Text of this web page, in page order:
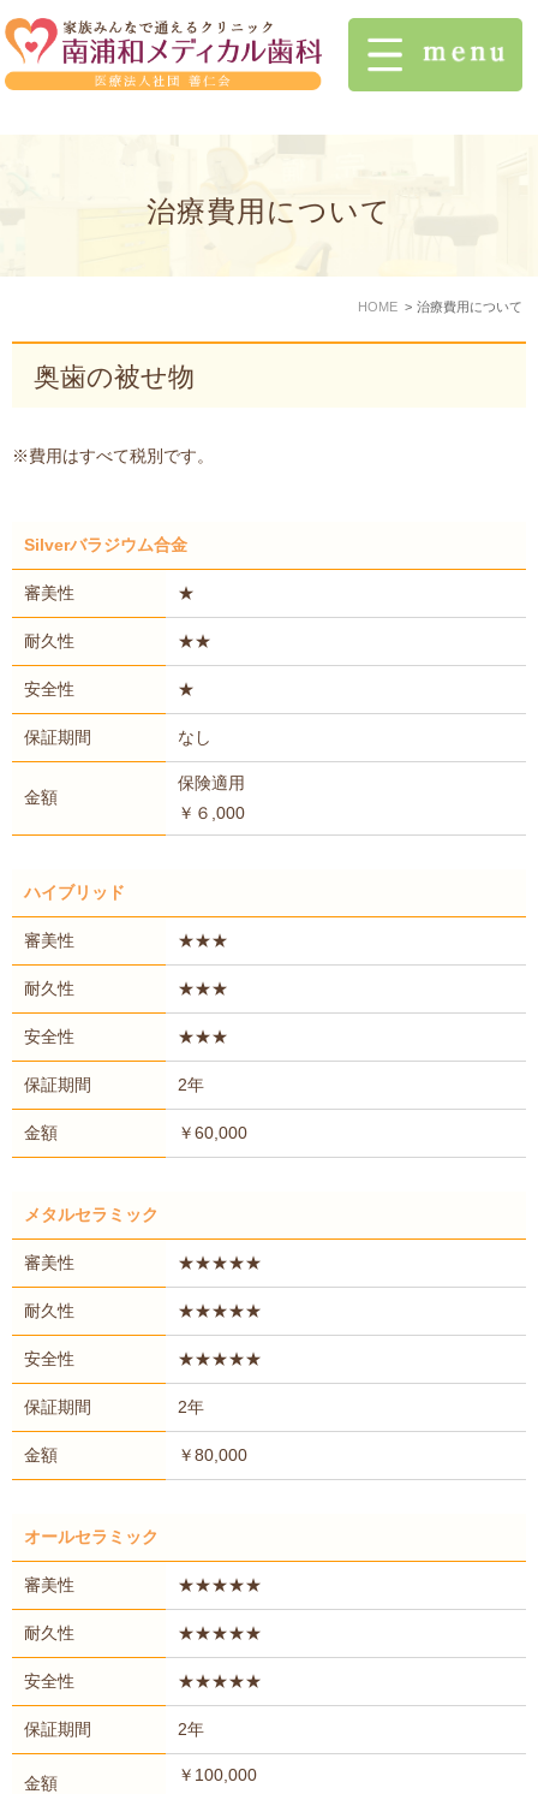
治療費用について
HOME 治療費用について
奥歯の被せ物
※費用はすべて税別です。
Silverバラジウム合金
審美性 ★
耐久性 ★★
安全性 ★
保証期間 なし
金額
保険適用
￥６,000
ハイブリッド
審美性 ★★★
耐久性 ★★★
安全性 ★★★
保証期間 2年
金額 ￥60,000
メタルセラミック
審美性 ★★★★★
耐久性 ★★★★★
安全性 ★★★★★
保証期間 2年
金額 ￥80,000
オールセラミック
審美性 ★★★★★
耐久性 ★★★★★
安全性 ★★★★★
保証期間 2年
金額 ￥100,000